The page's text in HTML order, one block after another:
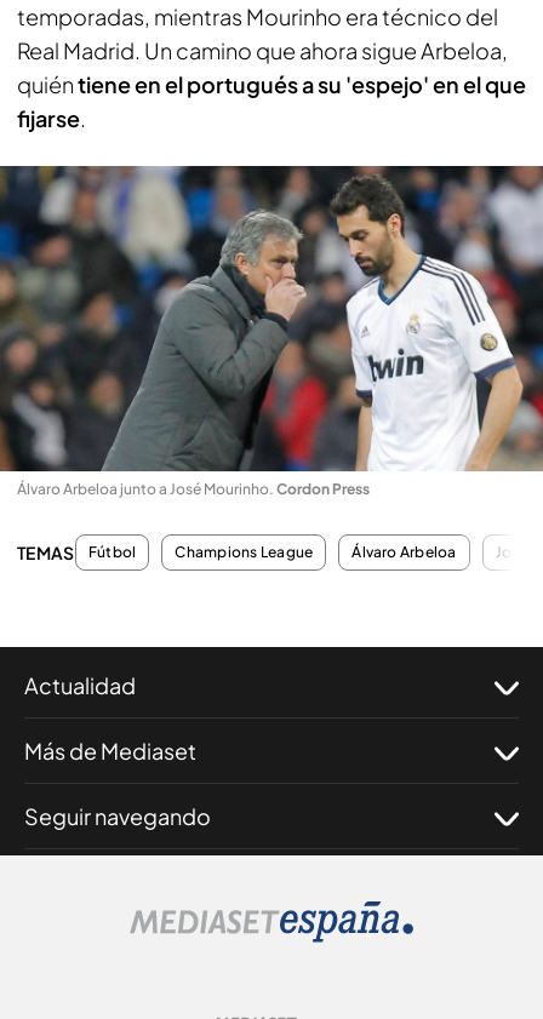
temporadas, mientras Mourinho era técnico del
Real Madrid. Un camino que ahora sigue Arbeloa,
quiéntiene en el portugués a su 'espejo' en el que
fijarse.
Álvaro Arbeloa junto a José Mourinho. Cordon Press
TEMAS Fútbol Champions League Álvaro Arbeloa José
Actualidad
Más de Mediaset
Seguir navegando